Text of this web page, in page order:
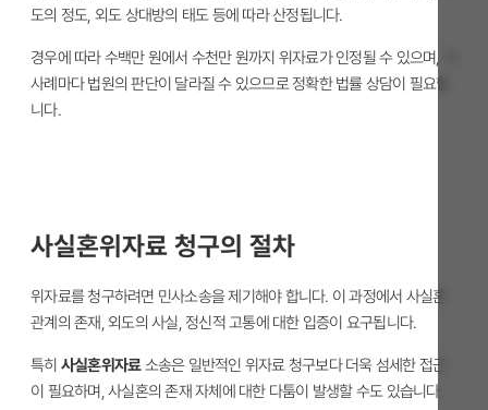
도의 정도, 외도 상대방의 태도 등에 따라 산정됩니다.
경우에 따라 수백만 원에서 수천만 원까지 위자료가 인정될 수 있으며, 각
사례마다 법원의 판단이 달라질 수 있으므로 정확한 법률 상담이 필요합
니다.
사실혼위자료 청구의 절차
위자료를 청구하려면 민사소송을 제기해야 합니다. 이 과정에서 사실혼
관계의 존재, 외도의 사실, 정신적 고통에 대한 입증이 요구됩니다.
특히 사실혼위자료소송은 일반적인 위자료 청구보다 더욱 섬세한 접근
이 필요하며, 사실혼의 존재 자체에 대한 다툼이 발생할 수도 있습니다.